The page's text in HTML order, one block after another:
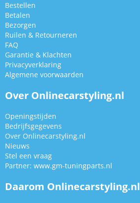
Bestellen
Betalen
Bezorgen
Ruilen & Retourneren
FAQ
Garantie & Klachten
Privacyverklaring
Algemene voorwaarden
Over Onlinecarstyling.nl
Openingstijden
Bedrijfsgegevens
Over Onlinecarstyling.nl
Nieuws
Stel een vraag
Partner: www.gm-tuningparts.nl
Daarom Onlinecarstyling.nl